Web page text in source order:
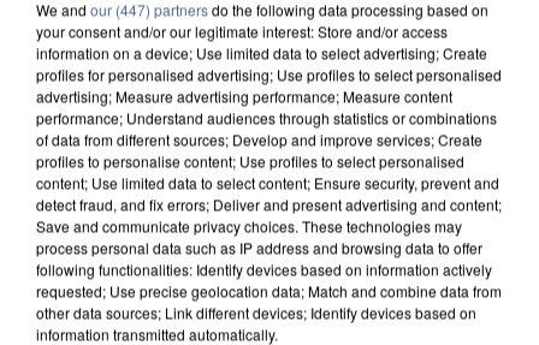
We and our (447) partnersdo the following data processing based on
your consent and/or our legitimate interest: Store and/or access
information on a device; Use limited data to select advertising; Create
profiles for personalised advertising; Use profiles to select personalised
advertising; Measure advertising performance; Measure content
performance; Understand audiences through statistics or combinations
of data from different sources; Develop and improve services; Create
profiles to personalise content; Use profiles to select personalised
content; Use limited data to select content; Ensure security, prevent and
detect fraud, and fix errors; Deliver and present advertising and content;
Save and communicate privacy choices. These technologies may
process personal data such as IP address and browsing data to offer
following functionalities: Identify devices based on information actively
requested; Use precise geolocation data; Match and combine data from
other data sources; Link different devices; Identify devices based on
information transmitted automatically.